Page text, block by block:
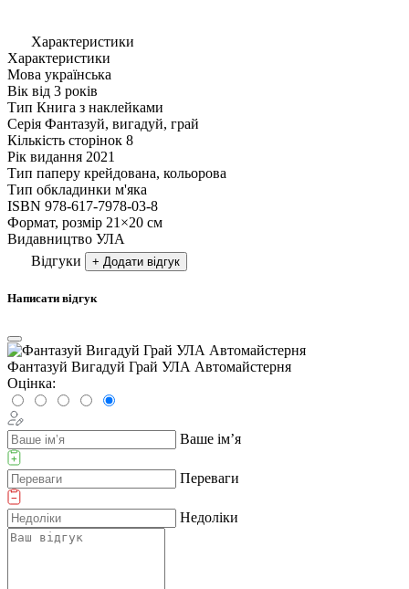
Характеристики
Характеристики
Мова українська
Вік від 3 років
Тип Книга з наклейками
Серія Фантазуй, вигадуй, грай
Кількість сторінок 8
Рік видання 2021
Тип паперу крейдована, кольорова
Тип обкладинки м'яка
ISBN 978-617-7978-03-8
Формат, розмір 21×20 см
Видавництво УЛА
Відгуки
+ Додати відгук
Написати відгук
Фантазуй Вигадуй Грай УЛА Автомайстерня
Оцінка:
Ваше ім’я
Переваги
Недоліки